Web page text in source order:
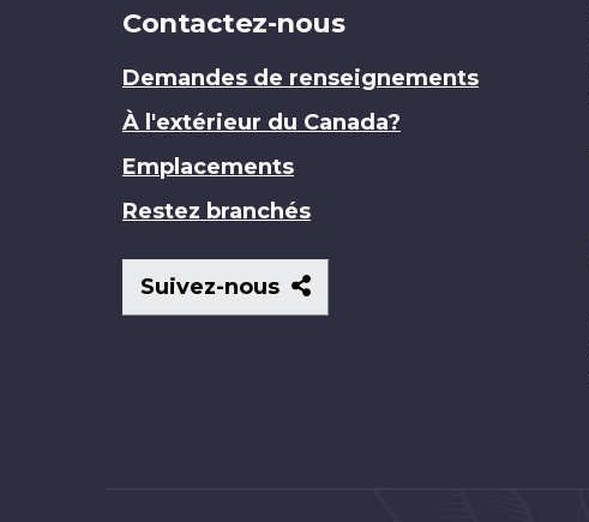
Contactez-nous
Demandes de renseignements
À l'extérieur du Canada?
Emplacements
Restez branchés
Suivez-nous
Suivez-
nous